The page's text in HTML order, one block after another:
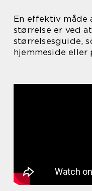
En effektiv
størrelse er ved
størrelsesguide,
hjemmeside eller